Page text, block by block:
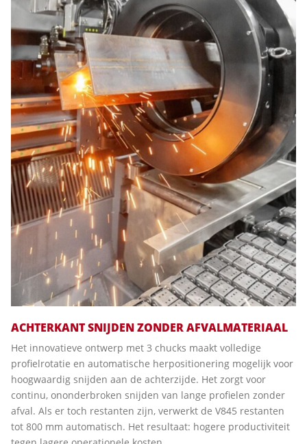
ACHTERKANT SNIJDEN ZONDER AFVALMATERIAAL
Het innovatieve ontwerp met 3 chucks maakt volledige
profielrotatie en automatische herpositionering mogelijk voor
hoogwaardig snijden aan de achterzijde. Het zorgt voor
continu, ononderbroken snijden van lange profielen zonder
afval. Als er toch restanten zijn, verwerkt de V845 restanten
tot 800 mm automatisch. Het resultaat: hogere productiviteit